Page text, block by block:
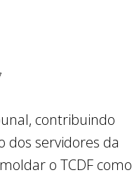
contribuindo
dos servidores da
o TCDF como